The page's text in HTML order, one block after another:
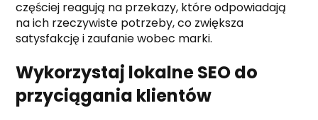
częściej reagują na przekazy, które odpowiadają
na ich rzeczywiste potrzeby, co zwiększa
satysfakcję i zaufanie wobec marki.
Wykorzystaj lokalne SEO do
przyciągania klientów